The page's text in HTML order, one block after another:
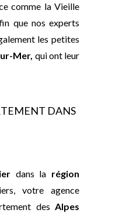
comme la Vieille
que nos experts
les petites
Mer, qui ont leur
DANS
dans la région
votre agence
des Alpes